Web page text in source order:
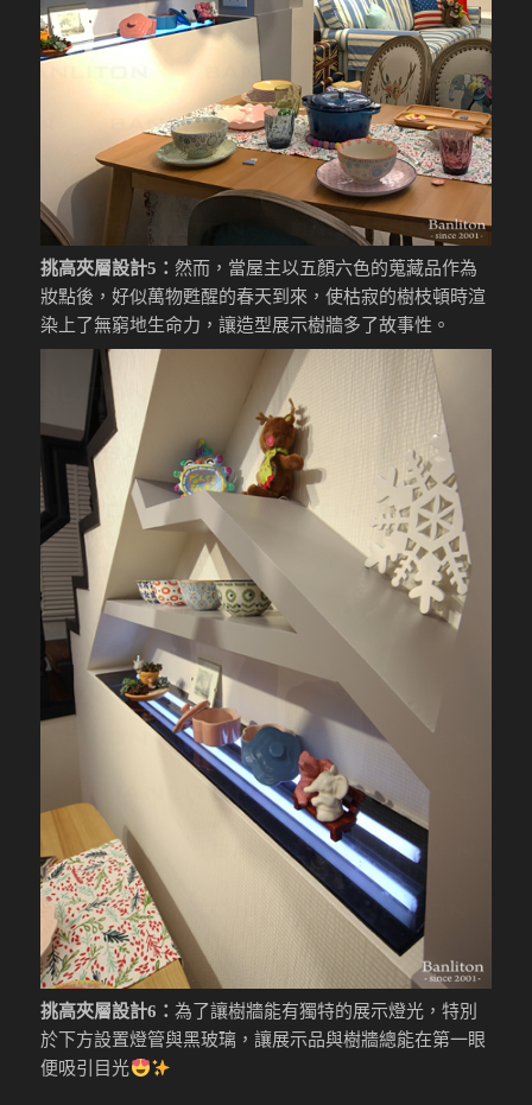
挑高夾層設計5：然而，當屋主以五顏六色的蒐藏品作為
妝點後，好似萬物甦醒的春天到來，使枯寂的樹枝頓時渲
染上了無窮地生命力，讓造型展示樹牆多了故事性。
挑高夾層設計6：為了讓樹牆能有獨特的展示燈光，特別
於下方設置燈管與黑玻璃，讓展示品與樹牆總能在第一眼
便吸引目光